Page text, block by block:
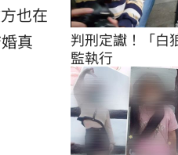
也在
真
判刑定讞！「白
監執行